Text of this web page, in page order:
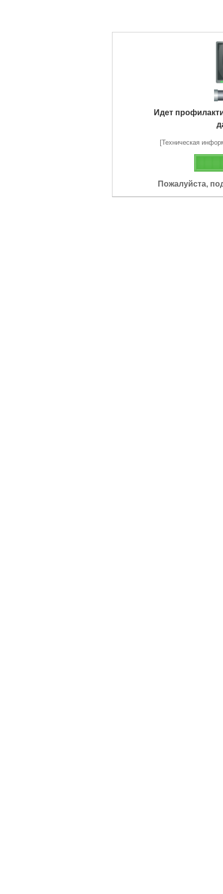
Идет
[Техническая
Пожалуйста,